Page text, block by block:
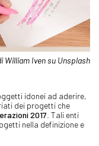
William Iven su Unsplash
idonei ad aderire,
dei progetti che
2017 . Tali enti
nella definizione e